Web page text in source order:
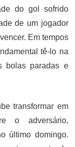
do gol sofrido
de um jogador
Em tempos
tê-lo na
bolas paradas e
transformar em
o adversário,
último domingo.